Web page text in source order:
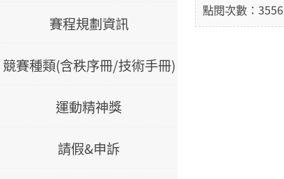
賽程規劃資訊
競賽種類(含秩序冊/技術手冊)
運動精神獎
請假&申訴
點閱次數：3556